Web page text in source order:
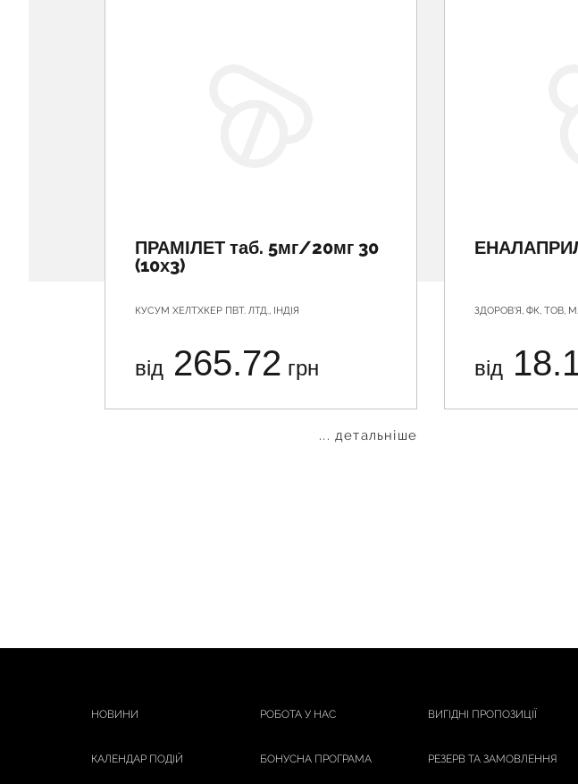
ПРАМІЛЕТ таб. 5мг/20мг 30
(10х3)
КУСУМ ХЕЛТХКЕР ПВТ. ЛТД., ІНДІЯ
від 265.72 грн
... детальніше
ЗДОРОВ'Я, ФК, ТОВ,
від
НОВИНИ РОБОТА У НАС ВИГІДНІ ПРОПОЗИЦІЇ
КАЛЕНДАР ПОДІЙ БОНУСНА ПРОГРАМА РЕЗЕРВ ТА ЗАМОВЛЕННЯ